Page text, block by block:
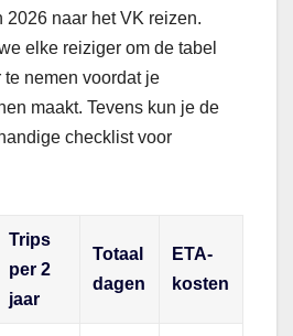
2026 naar het VK reizen.
elke reiziger om de tabel
nemen voordat je
maakt. Tevens kun je de
checklist voor
Trips
per 2
jaar
Totaal
dagen
ETA-
kosten